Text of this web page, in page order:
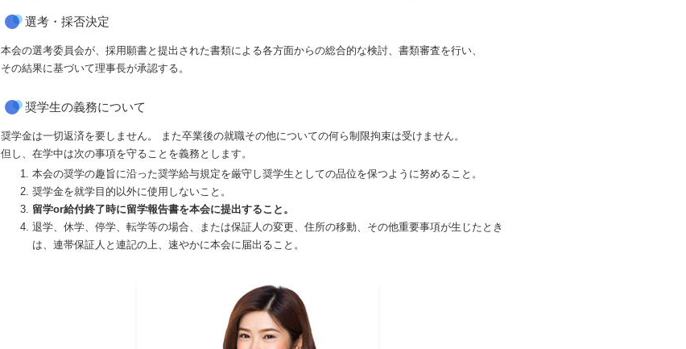
選考・採否決定
本会の選考委員会が、採用願書と提出された書類による各方面からの総合的な検討、書類審査を行い、
その結果に基づいて理事長が承認する。
奨学生の義務について
奨学金は一切返済を要しません。 また卒業後の就職その他についての何ら制限拘束は受けません。
但し、在学中は次の事項を守ることを義務とします。
本会の奨学の趣旨に沿った奨学給与規定を厳守し奨学生としての品位を保つように努めること。
奨学金を就学目的以外に使用しないこと。
留学or給付終了時に留学報告書を本会に提出すること。
退学、休学、停学、転学等の場合、または保証人の変更、住所の移動、その他重要事項が生じたとき
は、連帯保証人と連記の上、速やかに本会に届出ること。